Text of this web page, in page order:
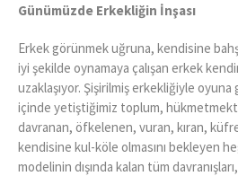
Günümüzde Erkekliğin İnşası
Erkek görünmek uğruna, kendisine
iyi şekilde oynamaya çalışan erkek
uzaklaşıyor. Şişirilmiş erkekliğiyle
içinde yetiştiğimiz toplum,
davranan, öfkelenen, vuran, kıran,
kendisine kul-köle olmasını bekleyen
modelinin dışında kalan tüm